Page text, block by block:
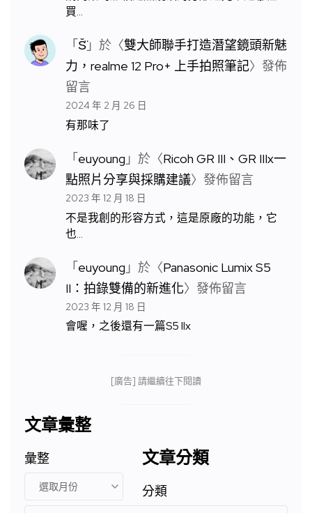
買…
「S̆̈」於〈雙大師聯手打造潛望鏡頭新魅
力，realme 12 Pro+ 上手拍照筆記〉發佈
留言
2024 年 2 月 26 日
有那味了
「euyoung 」於〈Ricoh GR III、GR IIIx一
點照片分享與採購建議〉發佈留言
2023 年 12 月 18 日
不是我創的形容方式，這是原廠的功能，它
也…
「euyoung 」於〈Panasonic Lumix S5
II：拍錄雙備的新進化〉發佈留言
2023 年 12 月 18 日
會喔，之後還有一篇S5 IIx
[廣告] 請繼續往下閱讀
文章彙整
彙整 文章分類
分類